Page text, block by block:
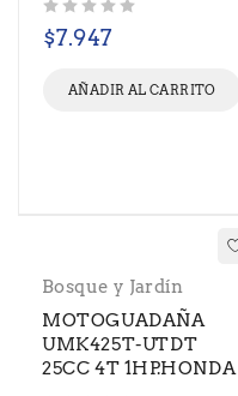
$7.947
AÑADIR AL CARRITO
Bosque y Jardín
MOTOGUADAÑA
UMK425T-UTDT
25CC 4T 1HP.HONDA